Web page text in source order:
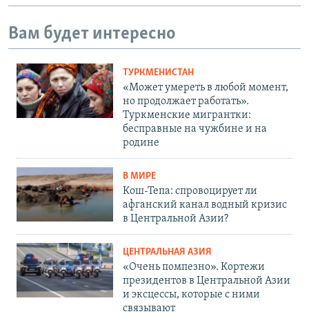
Вам будет интересно
ТУРКМЕНИСТАН
«Может умереть в любой момент,
но продолжает работать».
Туркменские мигрантки:
бесправные на чужбине и на
родине
В МИРЕ
Кош-Тепа: спровоцирует ли
афганский канал водный кризис
в Центральной Азии?
ЦЕНТРАЛЬНАЯ АЗИЯ
«Очень помпезно». Кортежи
президентов в Центральной Азии
и эксцессы, которые с ними
связывают